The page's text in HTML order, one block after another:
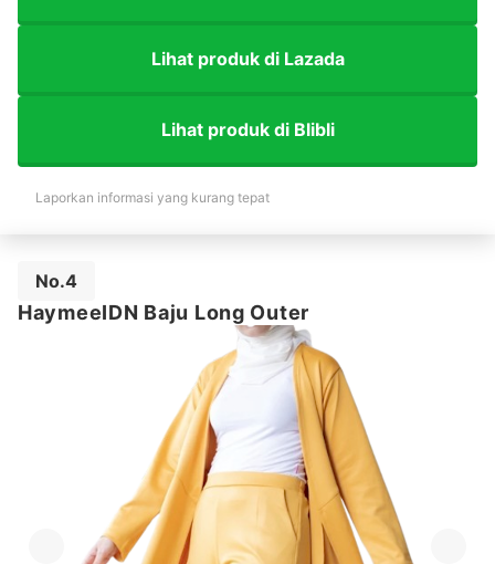
Lihat produk di Lazada
Lihat produk di Blibli
Laporkan informasi yang kurang tepat
No.4
HaymeeIDN Baju Long Outer